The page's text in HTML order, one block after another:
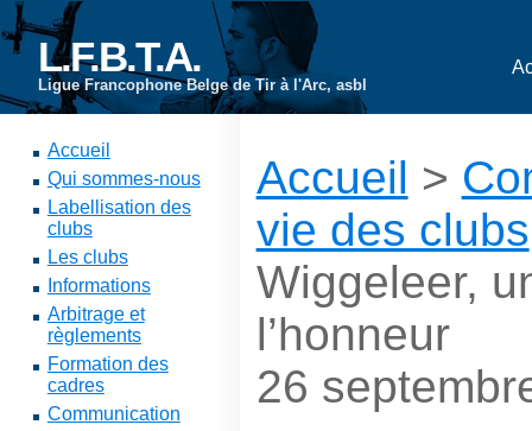
L.F.B.T.A.
Ligue Francophone Belge de Tir à l'Arc, asbl
Accueil
Qui sommes-nous
Labellisation des
clubs
Les clubs
Informations
Arbitrage et
règlements
Formation des
cadres
Communication
Accueil >
vie des clubs
Wiggeleer,
l’honneur
26